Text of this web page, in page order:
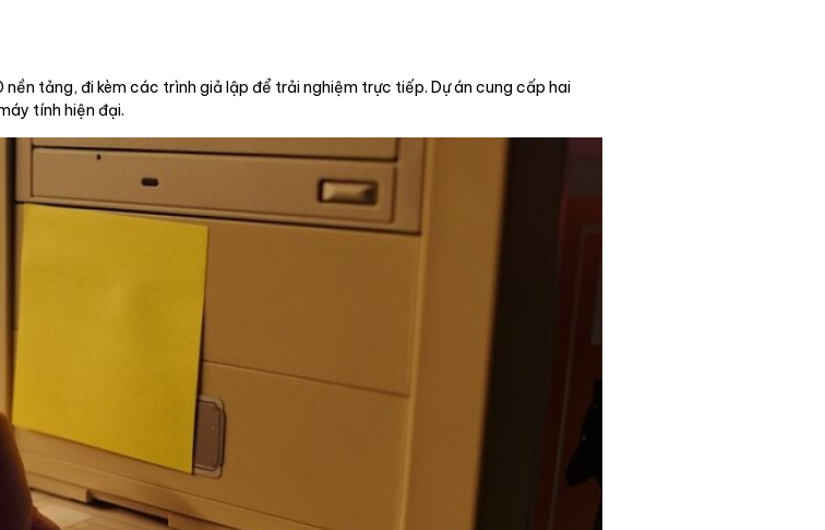
tảng, đi kèm các trình giả lập để trải nghiệm trực tiếp. Dự án cung cấp hai
tính hiện đại.